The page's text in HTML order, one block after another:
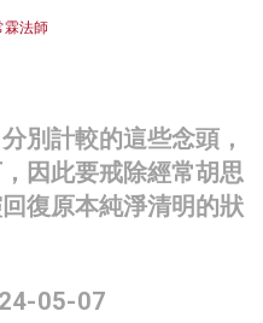
霖法師
別計較的這些念頭，
因此要戒除經常胡思
復原本純淨清明的狀
05-07